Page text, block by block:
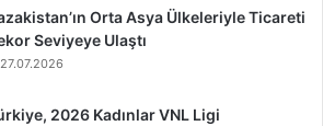
Orta Asya Ülkeleriyle Ticareti
Seviyeye Ulaştı
27.07.2026
2026 Kadınlar VNL Ligi